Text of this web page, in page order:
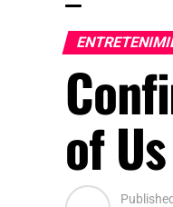
of
Published